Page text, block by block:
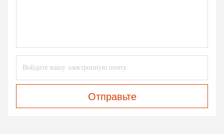
Отправьте